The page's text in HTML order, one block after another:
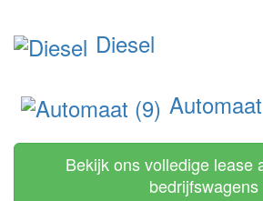
Diesel
Bekijk ons volledige lease
bedrijfswagens